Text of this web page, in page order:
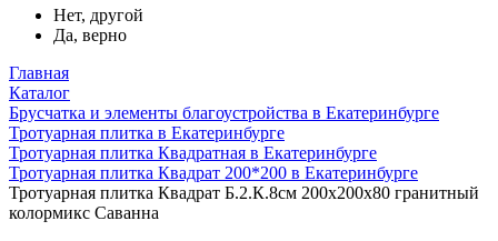
Нет, другой
Да, верно
Главная
Каталог
Брусчатка и элементы благоустройства в Екатеринбурге
Тротуарная плитка в Екатеринбурге
Тротуарная плитка Квадратная в Екатеринбурге
Тротуарная плитка Квадрат 200*200 в Екатеринбурге
Тротуарная плитка Квадрат Б.2.К.8см 200х200х80 гранитный
колормикс Саванна